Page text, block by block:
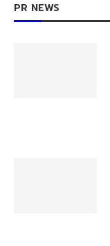
PR NEWS